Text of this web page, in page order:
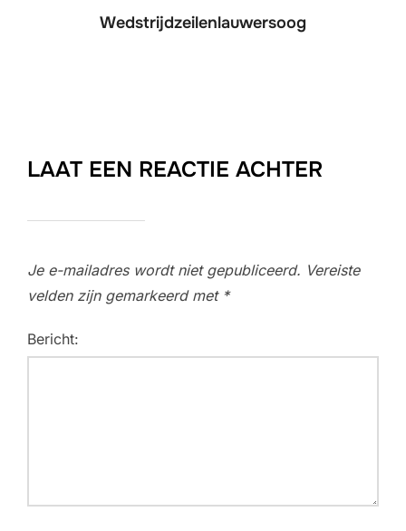
Wedstrijdzeilenlauwersoog
LAAT EEN REACTIE ACHTER
Je e-mailadres wordt niet gepubliceerd. Vereiste
velden zijn gemarkeerd met *
Bericht: